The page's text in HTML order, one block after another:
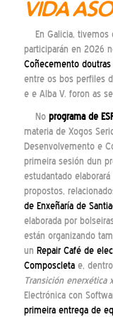
VIDA
En Galicia, tivemos
participarán en 2026
Coñecemento doutras
entre os bos perfiles
e e Alba V. foron as
No programa de
materia de Xogos
Desenvolvemento e
primeira sesión dun
estudantado
propostos,
de Enxeñaría de
elaborada por
están organizando
un Repair Café de
Composcletae, dentro
Transición enerxética
Electrónica con
primeira entrega de